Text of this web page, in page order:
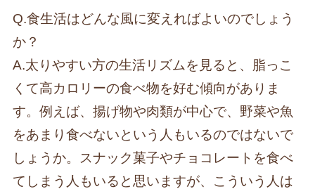
Q.食生活はどんな風に変えればよいのでしょう
か？
A.太りやすい方の生活リズムを見ると、脂っこ
くて高カロリーの食べ物を好む傾向がありま
す。例えば、揚げ物や肉類が中心で、野菜や魚
をあまり食べないという人もいるのではないで
しょうか。スナック菓子やチョコレートを食べ
てしまう人もいると思いますが、こういう人は